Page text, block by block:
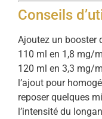
Conseils
Ajoutez un booster
110 ml en 1,8 mg/
120 ml en 3,3 mg/
l’ajout pour
reposer quelques
l’intensité du